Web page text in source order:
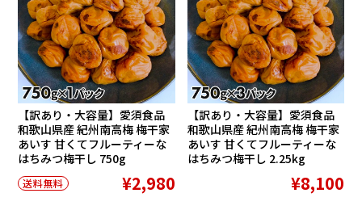
【訳あり・大容量】愛須食品
和歌山県産 紀州南高梅 梅干家
あいす 甘くてフルーティーな
はちみつ梅干し 750g
送料無料 ¥2,980
【訳あり・大容量】愛須食品
和歌山県産 紀州南高梅 梅干家
あいす 甘くてフルーティーな
はちみつ梅干し 2.25kg
¥8,100